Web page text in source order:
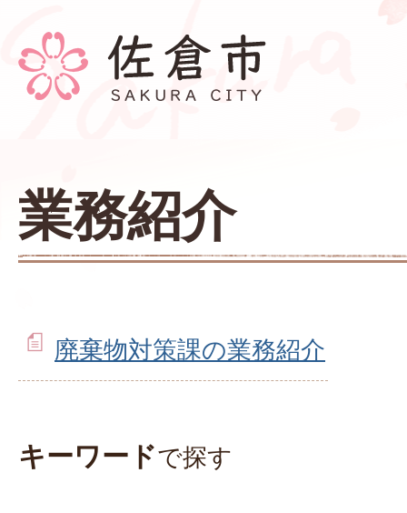
業務紹介
廃棄物対策課の業務紹介
キーワードで探す